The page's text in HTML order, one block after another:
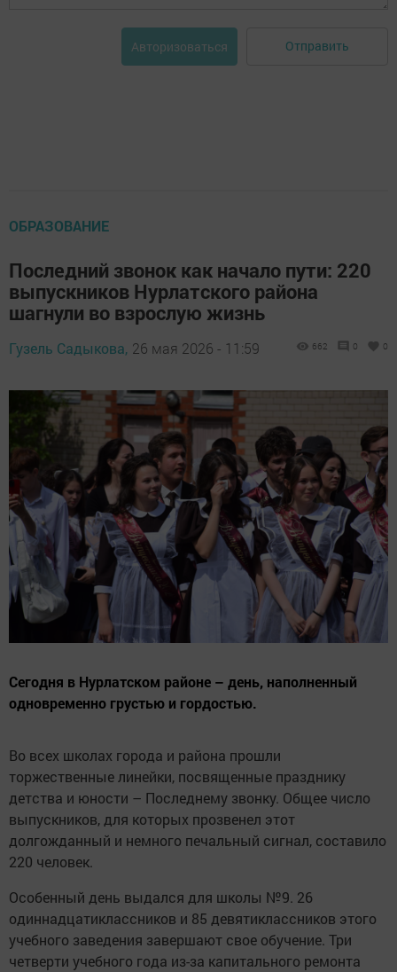
Авторизоваться Отправить
ОБРАЗОВАНИЕ
Последний звонок как начало пути: 220
выпускников Нурлатского района
шагнули во взрослую жизнь
Гузель Садыкова, 26 мая 2026 - 11:59 662 0 0
Сегодня в Нурлатском районе – день, наполненный
одновременно грустью и гордостью.
Во всех школах города и района прошли
торжественные линейки, посвященные празднику
детства и юности – Последнему звонку. Общее число
выпускников, для которых прозвенел этот
долгожданный и немного печальный сигнал, составило
220 человек.
Особенный день выдался для школы №9. 26
одиннадцатиклассников и 85 девятиклассников этого
учебного заведения завершают свое обучение. Три
четверти учебного года из-за капитального ремонта